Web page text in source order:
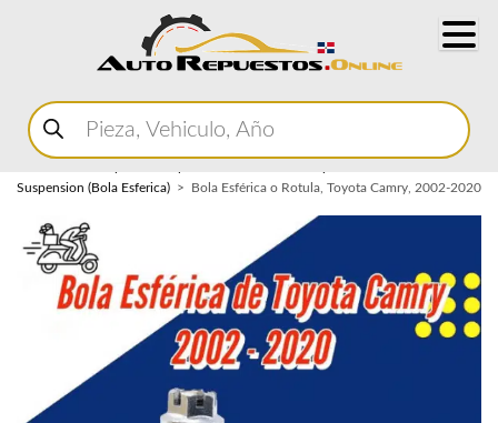
Buscar
productos
Suspension (Bola Esferica)
Bola Esférica o Rotula, Toyota Camry, 2002-2020